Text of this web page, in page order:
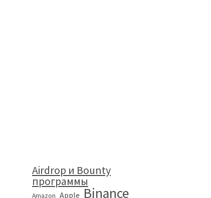
Airdrop и Bounty
программы
Amazon Apple Binance